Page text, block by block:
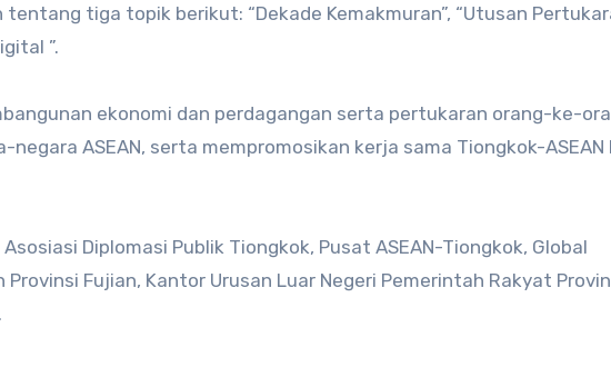
tiga topik berikut: “Dekade Kemakmuran”, “Utusan
”.
ekonomi dan perdagangan serta pertukaran orang-ke-
ASEAN, serta mempromosikan kerja sama Tiongkok-ASEAN
Diplomasi Publik Tiongkok, Pusat ASEAN-Tiongkok, Global
Fujian, Kantor Urusan Luar Negeri Pemerintah Rakyat